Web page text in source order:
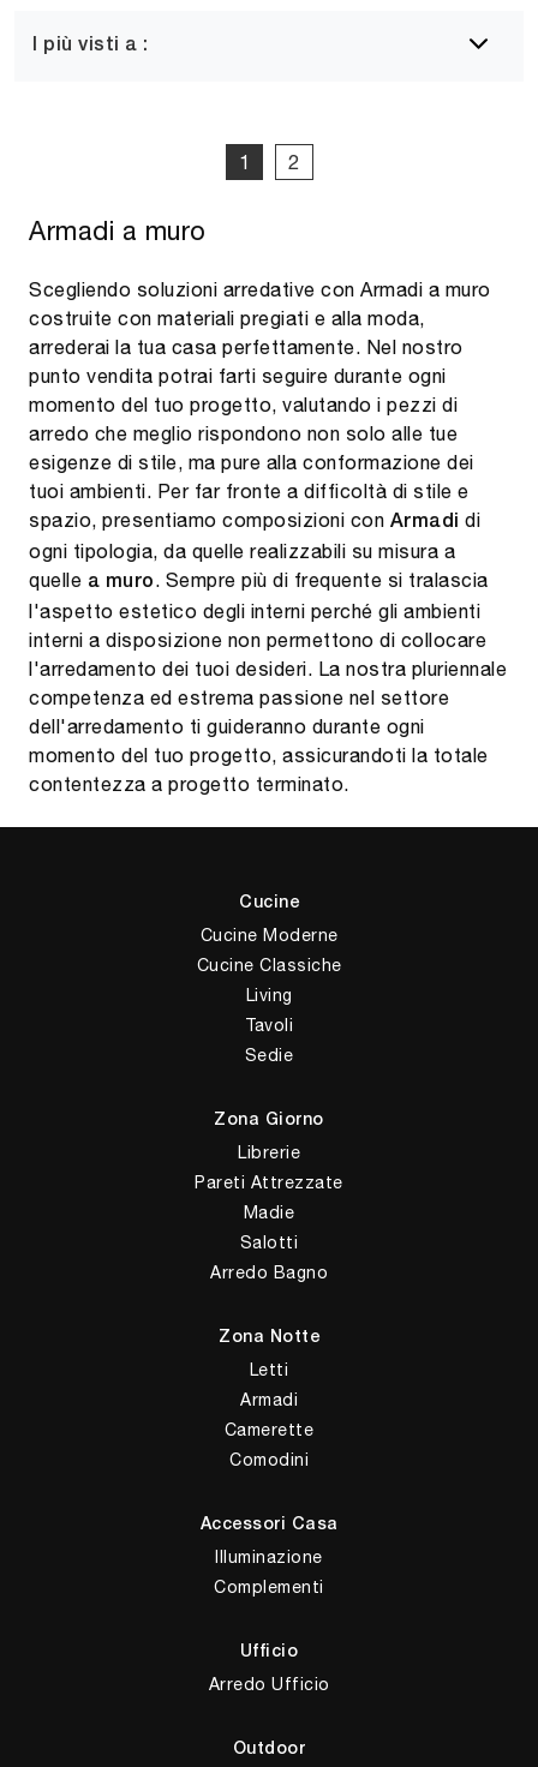
I più visti a :
1 2
Armadi a muro
Scegliendo soluzioni arredative con Armadi a muro
costruite con materiali pregiati e alla moda,
arrederai la tua casa perfettamente. Nel nostro
punto vendita potrai farti seguire durante ogni
momento del tuo progetto, valutando i pezzi di
arredo che meglio rispondono non solo alle tue
esigenze di stile, ma pure alla conformazione dei
tuoi ambienti. Per far fronte a difficoltà di stile e
spazio, presentiamo composizioni con Armadi
di
ogni tipologia, da quelle realizzabili su misura a
quelle a muro . Sempre più di frequente si tralascia
l'aspetto estetico degli interni perché gli ambienti
interni a disposizione non permettono di collocare
l'arredamento dei tuoi desideri. La nostra pluriennale
competenza ed estrema passione nel settore
dell'arredamento ti guideranno durante ogni
momento del tuo progetto, assicurandoti la totale
contentezza a progetto terminato.
Cucine
Cucine Moderne
Cucine Classiche
Living
Tavoli
Sedie
Zona Giorno
Librerie
Pareti Attrezzate
Madie
Salotti
Arredo Bagno
Zona Notte
Letti
Armadi
Camerette
Comodini
Accessori Casa
Illuminazione
Complementi
Ufficio
Arredo Ufficio
Outdoor